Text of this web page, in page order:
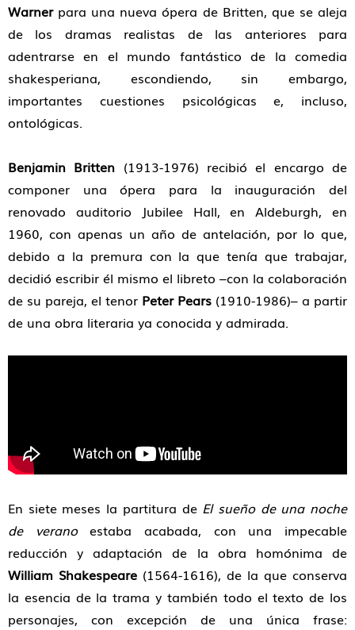
Warnerpara una nueva ópera de Britten, que se aleja
de los dramas realistas de las anteriores para
adentrarse en el mundo fantástico de la comedia
shakesperiana, escondiendo, sin embargo,
importantes cuestiones psicológicas e, incluso,
ontológicas.
Benjamin Britten (1913-1976) recibió el encargo de
componer una ópera para la inauguración del
renovado auditorio Jubilee Hall, en Aldeburgh, en
1960, con apenas un año de antelación, por lo que,
debido a la premura con la que tenía que trabajar,
decidió escribir él mismo el libreto –con la colaboración
de su pareja, el tenor Peter Pears (1910-1986)– a partir
de una obra literaria ya conocida y admirada.
En siete meses la partitura de El sueño de una noche
de veranoestaba acabada, con una impecable
reducción y adaptación de la obra homónima de
William Shakespeare (1564-1616), de la que conserva
la esencia de la trama y también todo el texto de los
personajes, con excepción de una única frase: